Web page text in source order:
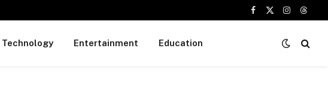
Facebook
X
Instagram
Technology Entertainment Education